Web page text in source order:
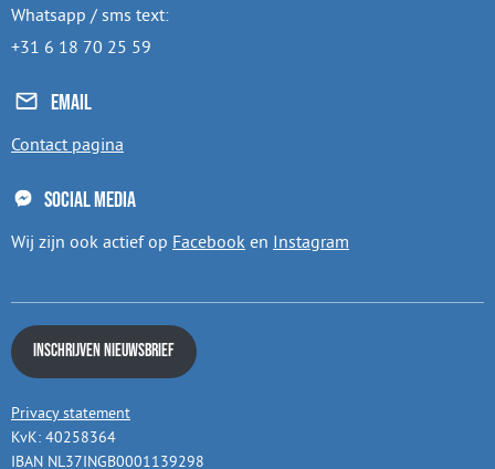
Whatsapp / sms text:
+31 6 18 70 25 59
Email
Contact pagina
Social media
Wij zijn ook actief op Facebook en Instagram
Inschrijven nieuwsbrief
Privacy statement
KvK: 40258364
IBAN NL37INGB0001139298